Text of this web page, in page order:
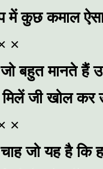
में कुछ कमाल ऐसा
×
जो बहुत मानते हैं
मिलें जी खोल कर
×
चाह जो यह है